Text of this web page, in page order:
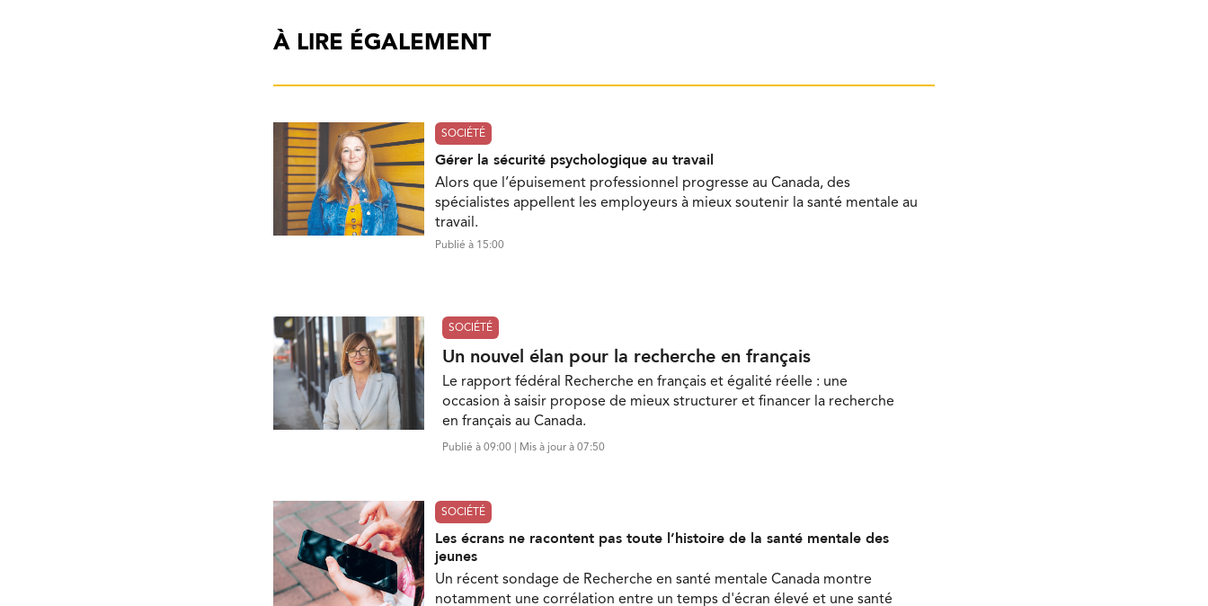
À LIRE ÉGALEMENT
SOCIÉTÉ
Gérer la sécurité psychologique au travail
Alors que l’épuisement professionnel progresse au Canada, des
spécialistes appellent les employeurs à mieux soutenir la santé mentale au
travail.
Publié à 15:00
SOCIÉTÉ
Un nouvel élan pour la recherche en français
Le rapport fédéral Recherche en français et égalité réelle : une
occasion à saisir propose de mieux structurer et financer la recherche
en français au Canada.
Publié à 09:00 | Mis à jour à 07:50
SOCIÉTÉ
Les écrans ne racontent pas toute l’histoire de la santé mentale des
jeunes
Un récent sondage de Recherche en santé mentale Canada montre
notamment une corrélation entre un temps d'écran élevé et une santé